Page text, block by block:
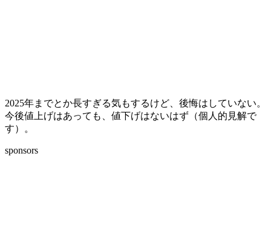
2025年までとか長すぎる気もするけど、後悔はしていない。
今後値上げはあっても、値下げはないはず（個人的見解で
す）。
sponsors